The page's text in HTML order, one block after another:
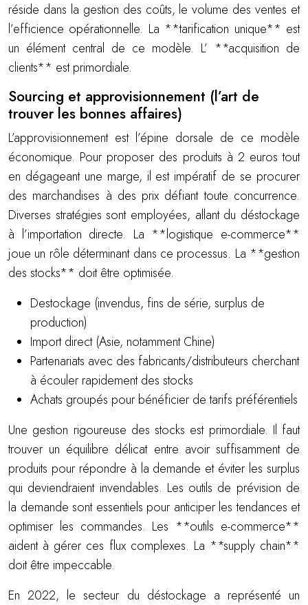
réside dans la gestion des coûts, le volume des ventes et
l’efficience opérationnelle. La **tarification unique** est
un élément central de ce modèle. L’ **acquisition de
clients** est primordiale.
Sourcing et approvisionnement (l’art de
trouver les bonnes affaires)
L’approvisionnement est l’épine dorsale de ce modèle
économique. Pour proposer des produits à 2 euros tout
en dégageant une marge, il est impératif de se procurer
des marchandises à des prix défiant toute concurrence.
Diverses stratégies sont employées, allant du déstockage
à l’importation directe. La **logistique e-commerce**
joue un rôle déterminant dans ce processus. La **gestion
des stocks** doit être optimisée.
Destockage (invendus, fins de série, surplus de
production)
Import direct (Asie, notamment Chine)
Partenariats avec des fabricants/distributeurs cherchant
à écouler rapidement des stocks
Achats groupés pour bénéficier de tarifs préférentiels
Une gestion rigoureuse des stocks est primordiale. Il faut
trouver un équilibre délicat entre avoir suffisamment de
produits pour répondre à la demande et éviter les surplus
qui deviendraient invendables. Les outils de prévision de
la demande sont essentiels pour anticiper les tendances et
optimiser les commandes. Les **outils e-commerce**
aident à gérer ces flux complexes. La **supply chain**
doit être impeccable.
En 2022, le secteur du déstockage a représenté un